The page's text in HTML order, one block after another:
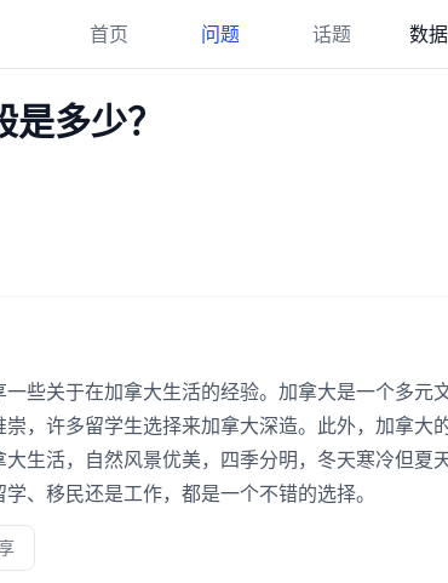
首页 问题 话题 数据
多少？
些关于在加拿大生活的经验。加拿大是一个多元
，许多留学生选择来加拿大深造。此外，加拿大
生活，自然风景优美，四季分明，冬天寒冷但夏
、移民还是工作，都是一个不错的选择。